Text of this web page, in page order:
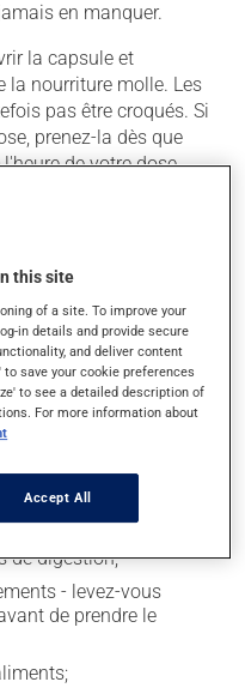
en manquer.
la capsule et
la nourriture molle. Les
pas être croqués. Si
prenez-la dès que
de votre dose
la dose oubliée.
pour tenter de vous
ou sans nourriture,
ce produit peut à
de digestion;
- levez-vous
de prendre le
this site
of a site. To improve your
in details and provide secure
and deliver content
save your cookie preferences
to see a detailed description of
For more information about
Accept All